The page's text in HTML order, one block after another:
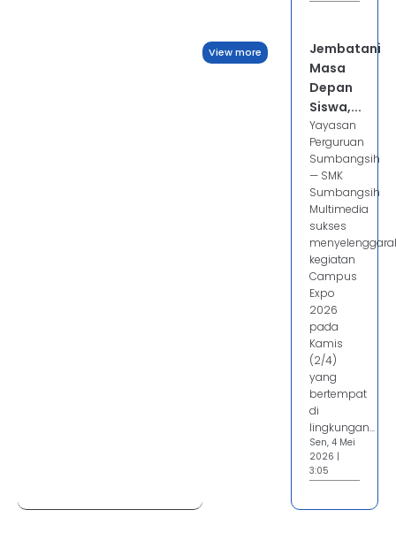
View more
Jembatani
Masa
Depan
Siswa,...
Yayasan
Perguruan
Sumbangsih
— SMK
Sumbangsih
Multimedia
sukses
kegiatan
Campus
Expo
2026
pada
Kamis
(2/4)
yang
bertempat
di
lingkungan...
Sen, 4 Mei
2026 |
3:05